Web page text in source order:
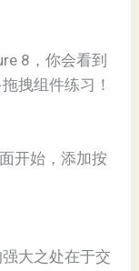
8，你会看到
拽组件练习！
开始，添加按
大之处在于交